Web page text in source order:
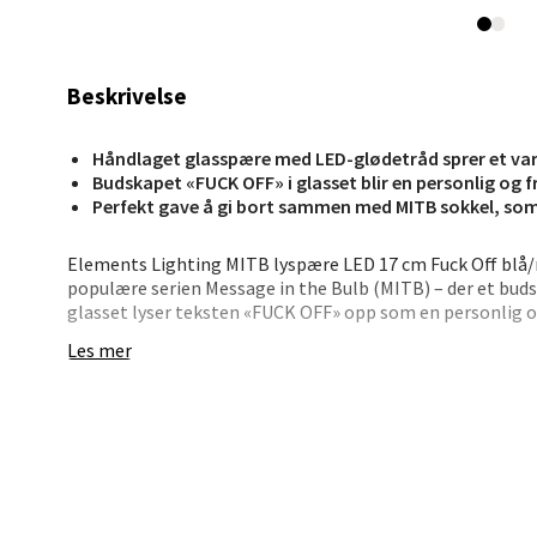
Beskrivelse
Håndlaget glasspære med LED-glødetråd sprer et
Budskapet «FUCK OFF» i glasset blir en personlig
Perfekt gave å gi bort sammen med MITB sokkel,
Elements Lighting MITB lyspære LED 17 cm Fuck Off
populære serien Message in the Bulb (MITB) – der et
glasset lyser teksten «FUCK OFF» opp som en
stemningen i rommet.
Les mer
Åpent i
Åpent
0 i